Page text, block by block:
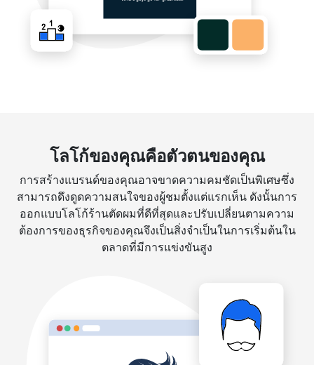
โลโก้ของคุณคือตัวตนของคุณ
การสร้างแบรนด์ของคุณอาจขาดความคมชัดเป็นพิเศษซึ่ง
สามารถดึงดูดความสนใจของผู้ชมตั้งแต่แรกเห็น ดังนั้นการ
ออกแบบโลโก้ร้านตัดผมที่ดีที่สุดและปรับเปลี่ยนตามความ
ต้องการของธุรกิจของคุณจึงเป็นสิ่งจำเป็นในการเริ่มต้นใน
ตลาดที่มีการแข่งขันสูง